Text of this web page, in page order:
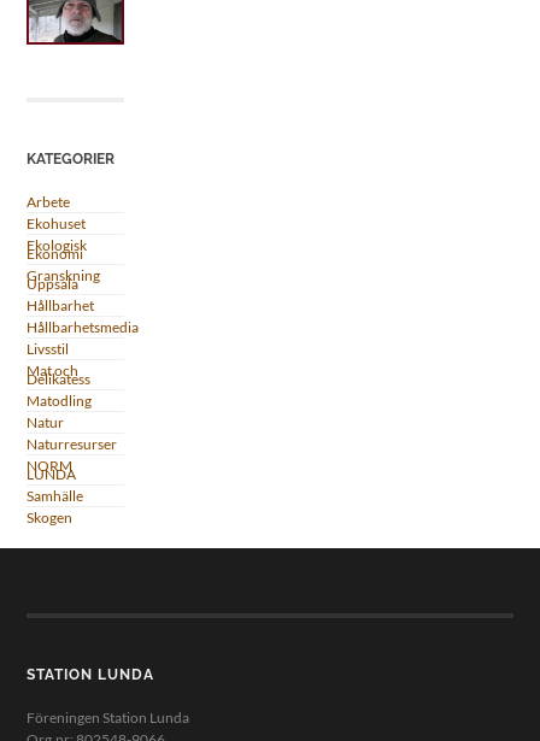
KATEGORIER
Arbete
Ekohuset
Ekologisk
Ekonomi
Granskning
Uppsala
Hållbarhet
Hållbarhetsmedia
Livsstil
Mat och
Delikatess
Matodling
Natur
Naturresurser
NORM
LUNDA
Samhälle
Skogen
STATION LUNDA
Föreningen Station Lunda